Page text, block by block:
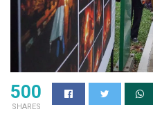
500
SHARES